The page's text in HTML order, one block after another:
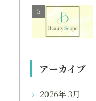
アーカイブ
2026年 3月